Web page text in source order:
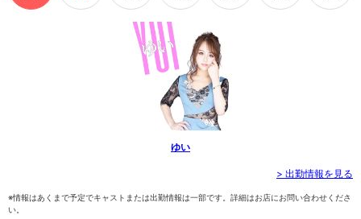
ゆい
> 出勤情報を見る
※情報はあくまで予定でキャストまたは出勤情報は一部です。詳細はお店にお問い合わせくださ
い。